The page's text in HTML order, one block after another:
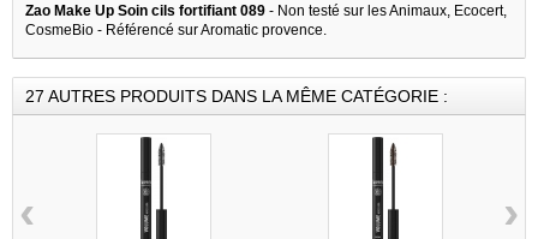
Zao Make Up Soin cils fortifiant 089 - Non testé sur les Animaux, Ecocert,
CosmeBio - Référencé sur Aromatic provence.
27 AUTRES PRODUITS DANS LA MÊME CATÉGORIE :
‹ ›